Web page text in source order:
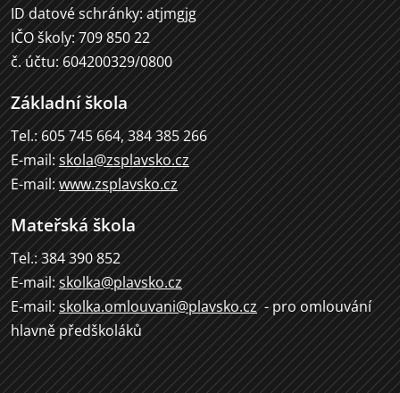
ID datové schránky: atjmgjg
IČO školy: 709 850 22
č. účtu: 604200329/0800
Základní škola
Tel.: 605 745 664, 384 385 266
E-mail: skola@zsplavsko.cz
E-mail: www.zsplavsko.cz
Mateřská škola
Tel.: 384 390 852
E-mail: skolka@plavsko.cz
E-mail: skolka.omlouvani@plavsko.cz - pro omlouvání
hlavně předškoláků